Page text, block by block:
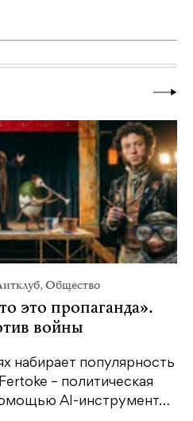
,Общество
это пропаганда».
войны
набирает популярность
– политическая
AI-инструмент…